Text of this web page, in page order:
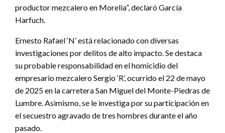
productor mezcalero en Morelia”, declaró García
Harfuch.
Ernesto Rafael ‘N’ está relacionado con diversas
investigaciones por delitos de alto impacto. Se destaca
su probable responsabilidad en el homicidio del
empresario mezcalero Sergio ‘R’, ocurrido el 22 de mayo
de 2025 en la carretera San Miguel del Monte-Piedras de
Lumbre. Asimismo, se le investiga por su participación en
el secuestro agravado de tres hombres durante el año
pasado.